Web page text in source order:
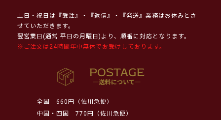
土日・祝日は『受注』・『返信』・『発送』業務はお休みとさ
せていただきます。
翌営業日(通常 平日の月曜日)より、順番に対応となります。
※ご注文は24時間年中無休でお受けしております。
全国
660円（佐川急便）
中国・四国
770円（佐川急便）